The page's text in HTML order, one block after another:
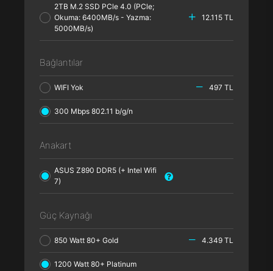
2TB M.2 SSD PCle 4.0 (PCle;
Okuma: 6400MB/s - Yazma:
5000MB/s)
12.115 TL
Bağlantılar
WIFI Yok 497 TL
300 Mbps 802.11 b/g/n
Anakart
ASUS Z890 DDR5 (+ Intel Wifi
7)
Güç Kaynağı
850 Watt 80+ Gold 4.349 TL
1200 Watt 80+ Platinum